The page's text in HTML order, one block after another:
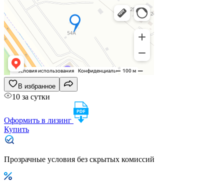
В избранное
10 за сутки
Оформить в лизинг
Купить
Прозрачные условия без скрытых комиссий